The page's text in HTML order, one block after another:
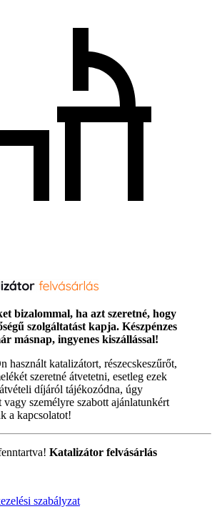
bizalommal, ha azt szeretné, hogy
szolgáltatást kapja. Készpénzes
másnap, ingyenes kiszállással!
használt katalizátort, részecskeszűrőt,
szeretné átvetetni, esetleg ezek
díjáról tájékozódna, úgy
vagy személyre szabott ajánlatunkért
a kapcsolatot!
Katalizátor felvásárlás
szabályzat